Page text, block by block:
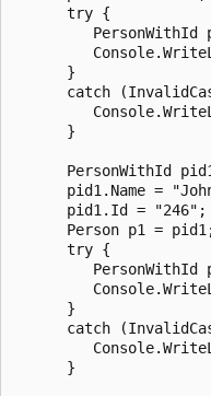
      try {
PersonWithId
      }
catch
      }
PersonWithId
pid1.Name =
      pid1.Id = "246";
Person p1 =
      try {
PersonWithId
      }
catch
      }